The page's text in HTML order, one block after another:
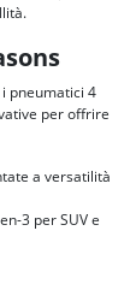
pneumatici 4
per offrire
a versatilità
3 per SUV e